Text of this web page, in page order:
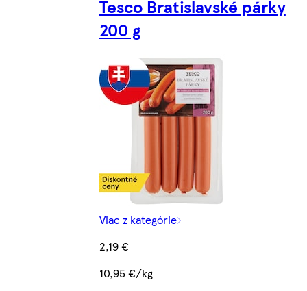
Tesco Bratislavské párky
200 g
Viac z kategórie
2,19 €
10,95 €/kg